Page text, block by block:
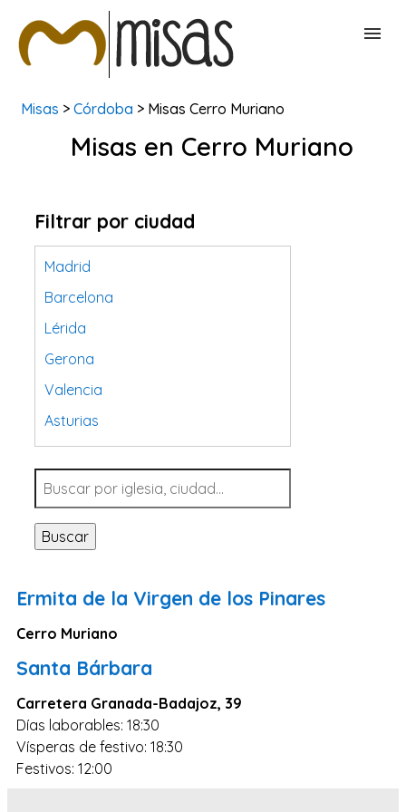
BUSCAR MISAS
Misas > Córdoba > Misas Cerro Muriano
Misas en Cerro Muriano
Filtrar por ciudad
Madrid
Barcelona
Lérida
Gerona
Valencia
Asturias
Tarragona
Navarra
Valladolid
Sevilla
Santa Cruz de Tenerife
Cantabria
Islas Baleares
Las Palmas
Málaga
Alicante
Buscar
Ermita de la Virgen de los Pinares
Cerro Muriano
Santa Bárbara
Carretera Granada-Badajoz, 39
Días laborables: 18:30
Vísperas de festivo: 18:30
Festivos: 12:00